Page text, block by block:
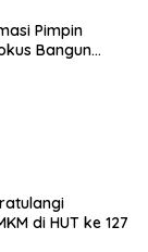
Pimpin
Bangun
di HUT ke 127